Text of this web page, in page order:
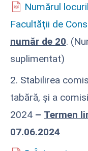
Numărul
Facultăţii de
număr de 20.
suplimentat)
2. Stabilirea
tabără, și a
2024 – Termen
07.06.2024